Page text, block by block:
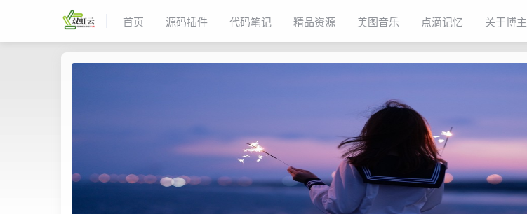
首页 源码插件 代码笔记 精品资源 美图音乐 点滴记忆 关于博主